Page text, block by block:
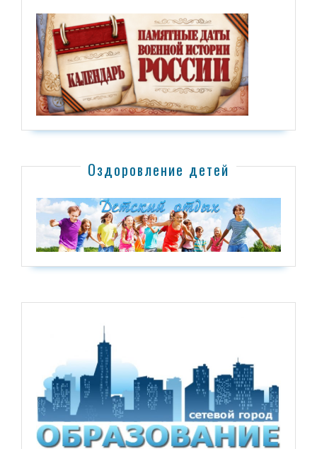
Оздоровление детей